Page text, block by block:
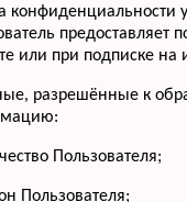
предоставляет
или при подписке
разрешённые к
Пользователя;
Пользователя;